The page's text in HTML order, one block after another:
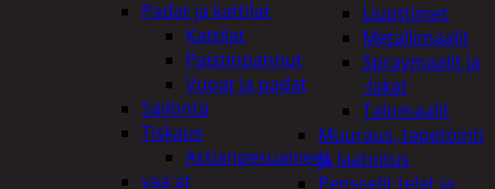
Liuottimet
Metallimaalit
Spraymaalit ja
-lakat
Talomaalit
Muuraus, tapetointi
ja laatoitus
Pensselit telat ja
Padat ja kattilat
Kattilat
Paistinpannut
Vuoat ja padat
Säilöntä
Tiskaus
Astianpesuaineet
vaa'at